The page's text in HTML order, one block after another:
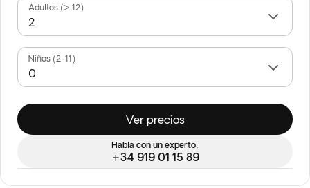
Adultos (> 12)
Niños (2-11)
Ver precios
Habla con un experto:
+34 919 01 15 89